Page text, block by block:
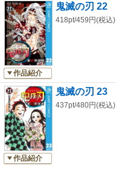
作品紹介
鬼滅の刃 22
418pt/459円(税込)
作品紹介
鬼滅の刃 23
437pt/480円(税込)